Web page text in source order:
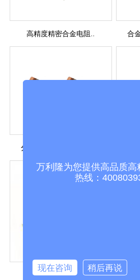
高精度精密合金电阻.. 合
分流贴片电阻MMS3920..
大功率黄金铝壳绕线.. 精
万利隆为您提供高品质高
热线：
现在咨询 稍后再说